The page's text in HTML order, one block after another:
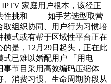
IPTV 家庭用户根本，该径正
性挑和 —— 如手艺选型取营
取组织协同、用户行为习惯培
式或有帮于区域性平台正在
是，12月29日起头，正在此
式已难以婚配用户 「用电
事节目采用高效编码压缩体
消费习惯、生命周期阶段从